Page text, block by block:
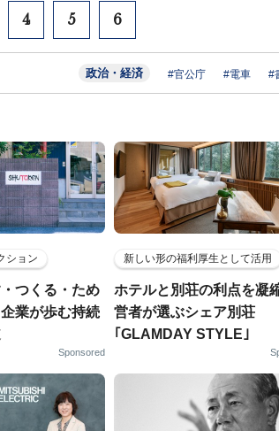
4 5 6
政治・経済 #官公庁 #電車 #
ション
つくる・ため
業が歩む持続
Sponsored
新しい形の福利厚生として活用
ホテルと別荘の利点を凝
営者が選ぶシェア別荘
｢GLAMDAY STYLE｣